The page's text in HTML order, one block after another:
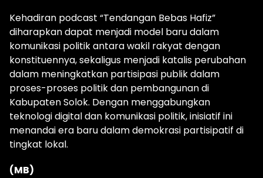
Kehadiran podcast “Tendangan Bebas Hafiz”
diharapkan dapat menjadi model baru dalam
komunikasi politik antara wakil rakyat dengan
konstituennya, sekaligus menjadi katalis perubahan
dalam meningkatkan partisipasi publik dalam
proses-proses politik dan pembangunan di
Kabupaten Solok. Dengan menggabungkan
teknologi digital dan komunikasi politik, inisiatif ini
menandai era baru dalam demokrasi partisipatif di
tingkat lokal.
(MB)